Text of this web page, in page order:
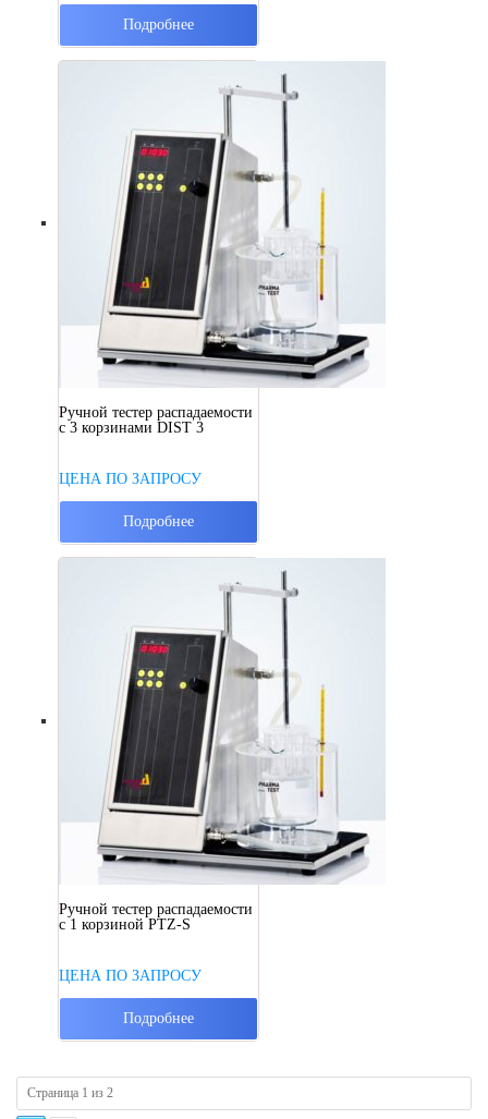
Подробнее
Ручной тестер распадаемости
с 3 корзинами DIST 3
ЦЕНА ПО ЗАПРОСУ
Подробнее
Ручной тестер распадаемости
с 1 корзиной PTZ-S
ЦЕНА ПО ЗАПРОСУ
Подробнее
Страница 1 из 2